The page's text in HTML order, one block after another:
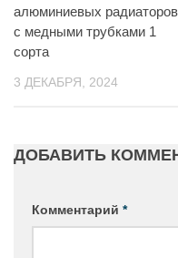
алюминиевых радиаторов
с медными трубками 1
сорта
3 ДЕКАБРЯ, 2024
ДОБАВИТЬ
Комментарий *